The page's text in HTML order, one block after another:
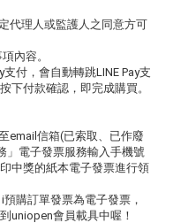
代理人或監護人之同意方可
內容。
支付，會自動轉跳LINE Pay支
下付款確認，即完成購買。
email信箱(已索取、已作廢
」電子發票服務輸入手機號
中獎的紙本電子發票進行領
購訂單發票為電子發票，
uniopen會員載具中喔！